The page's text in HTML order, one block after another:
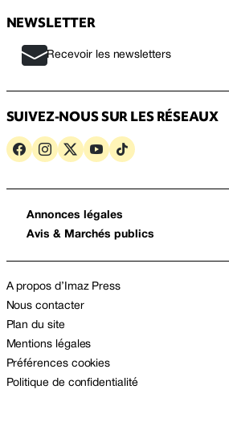
NEWSLETTER
Recevoir les newsletters
SUIVEZ-NOUS SUR LES RÉSEAUX
Annonces légales
Avis & Marchés publics
A propos d’Imaz Press
Nous contacter
Plan du site
Mentions légales
Préférences cookies
Politique de confidentialité